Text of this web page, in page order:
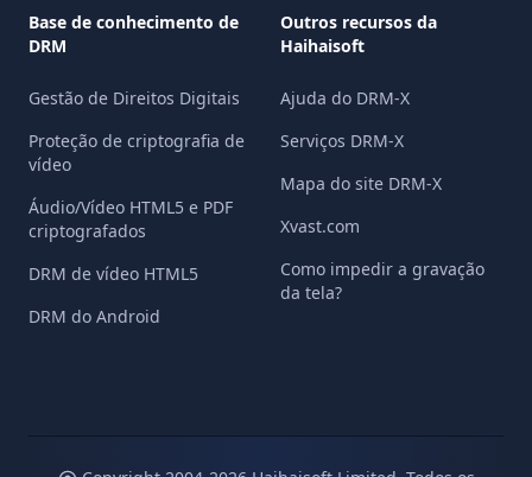
Base de conhecimento de
DRM
Gestão de Direitos Digitais
Proteção de criptografia de
vídeo
Áudio/Vídeo HTML5 e PDF
criptografados
DRM de vídeo HTML5
DRM do Android
Outros recursos da
Haihaisoft
Ajuda do DRM-X
Serviços DRM-X
Mapa do site DRM-X
Xvast.com
Como impedir a gravação
da tela?